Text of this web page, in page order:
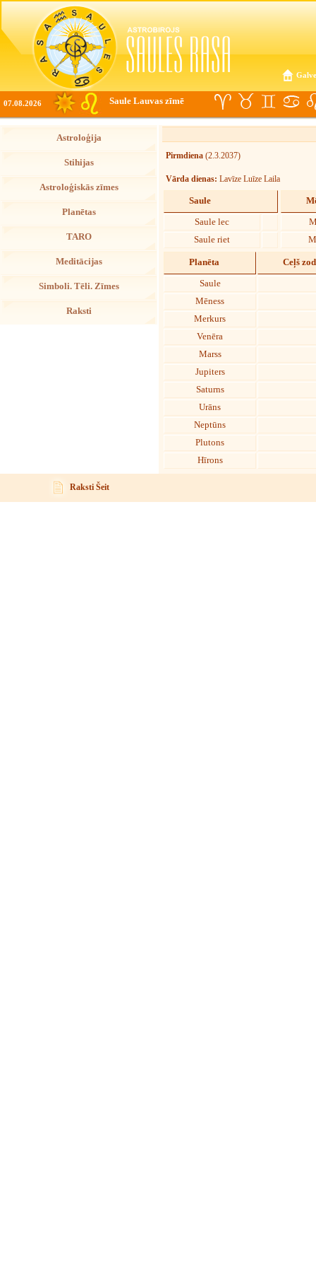
07.08.2026 Saule Lauvas zīmē
Astroloģija
Stihijas
Astroloģiskās zīmes
Planētas
TARO
Meditācijas
Simboli. Tēli. Zīmes
Raksti
Pirmdiena (2.3.2037)
Vārda dienas: Lavīze Luīze Laila
Saule
Saule lec
Saule riet
Planēta Ceļš
Saule
Mēness
Merkurs
Venēra
Marss
Jupiters
Saturns
Urāns
Neptūns
Plutons
Hīrons
Raksti Šeit